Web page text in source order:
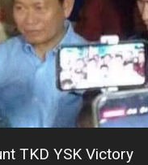
TKD YSK Victory